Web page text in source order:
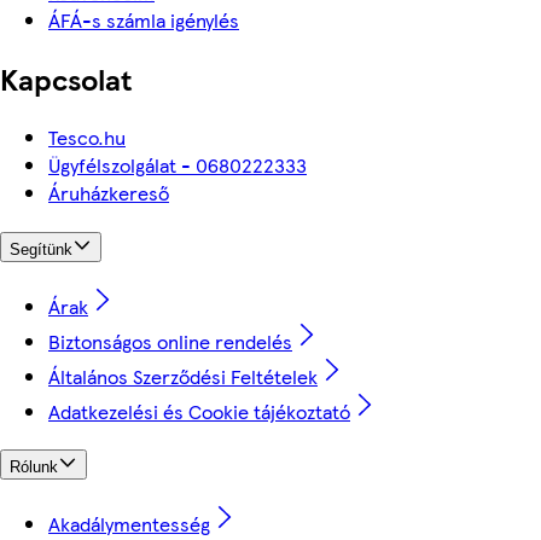
ÁFÁ-s számla igénylés
Kapcsolat
Tesco.hu
Ügyfélszolgálat - 0680222333
Áruházkereső
Segítünk
Árak
Biztonságos online rendelés
Általános Szerződési Feltételek
Adatkezelési és Cookie tájékoztató
Rólunk
Akadálymentesség